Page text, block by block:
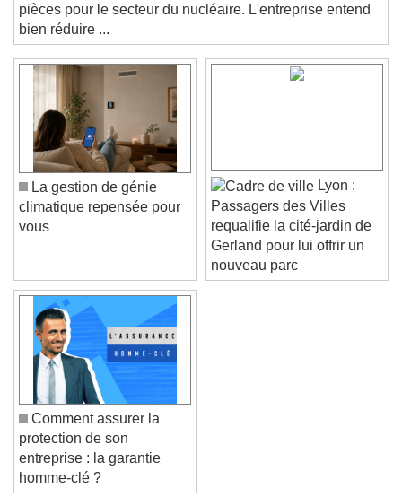
Color
Text Background
Opacity
Caption Area Background
Color Opacity
Font Size
Font Family
Reset
Done
Close Modal Dialog
End of dialog window.
pièces pour le secteur du nucléaire. L'entreprise entend
bien réduire ...
La gestion de génie
climatique repensée pour
vous
Lyon :
Passagers des Villes
requalifie la cité-jardin de
Gerland pour lui offrir un
nouveau parc
Comment assurer la
protection de son
entreprise : la garantie
homme-clé ?